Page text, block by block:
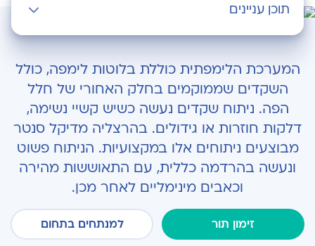
תוכן עניינים
כיצד מתבצע ניתוח שקדים?
לפני ואחרי ניתוח שקדים
המערכת הלימפתית כוללת בלוטות לימפה, כולל
השקדים שממוקמים בחלק האחורי של חלל
הפה. ניתוח שקדים נעשה כשיש קשיי נשימה,
דלקות חוזרות או גידולים. בהרצליה מדיקל סנטר
מבוצעים ניתוחים אלו במקצועיות. הניתוח פשוט
ונעשה בהרדמה כללית, עם התאוששות מהירה
וכאבים מינימליים לאחר מכן.
זימון תור למנתחים בתחום